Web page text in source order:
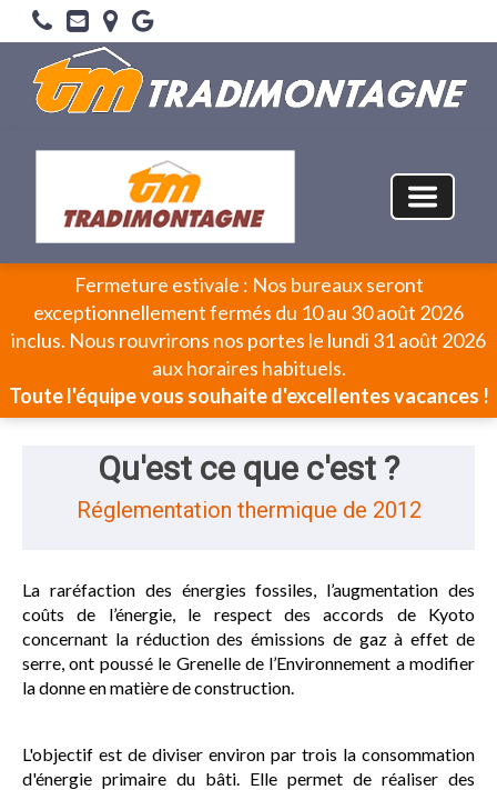
Fermeture estivale : Nos bureaux seront
exceptionnellement fermés du 10 au 30 août 2026
inclus. Nous rouvrirons nos portes le lundi 31 août 2026
aux horaires habituels.
Toute l'équipe vous souhaite d'excellentes vacances !
Qu'est ce que c'est ?
Réglementation thermique de 2012
La raréfaction des énergies fossiles, l’augmentation des
coûts de l’énergie, le respect des accords de Kyoto
concernant la réduction des émissions de gaz à effet de
serre, ont poussé le Grenelle de l’Environnement a modifier
la donne en matière de construction.
L'objectif est de diviser environ par trois la consommation
d'énergie primaire du bâti. Elle permet de réaliser des